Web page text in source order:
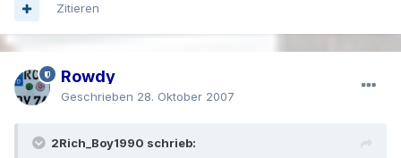
Zitieren
Rowdy
Geschrieben 28. Oktober 2007
2Rich_Boy1990 schrieb: